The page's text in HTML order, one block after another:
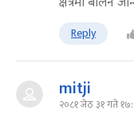
Reply
mitji
२०८१ जेठ ३१ गते